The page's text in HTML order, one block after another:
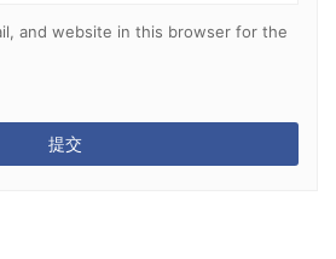
and website in this browser for the